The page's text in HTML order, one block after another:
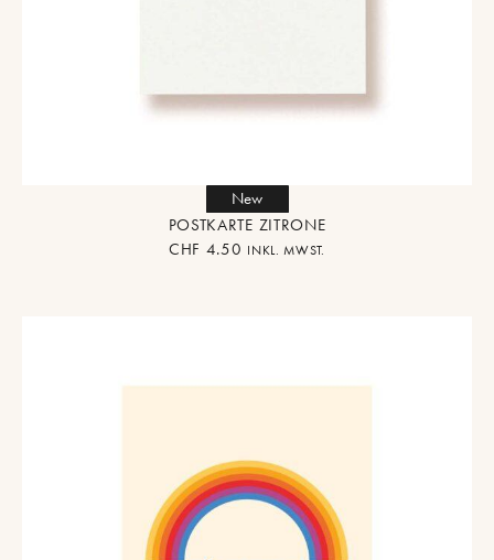
New
POSTKARTE ZITRONE
CHF 4.50 INKL. MWST.